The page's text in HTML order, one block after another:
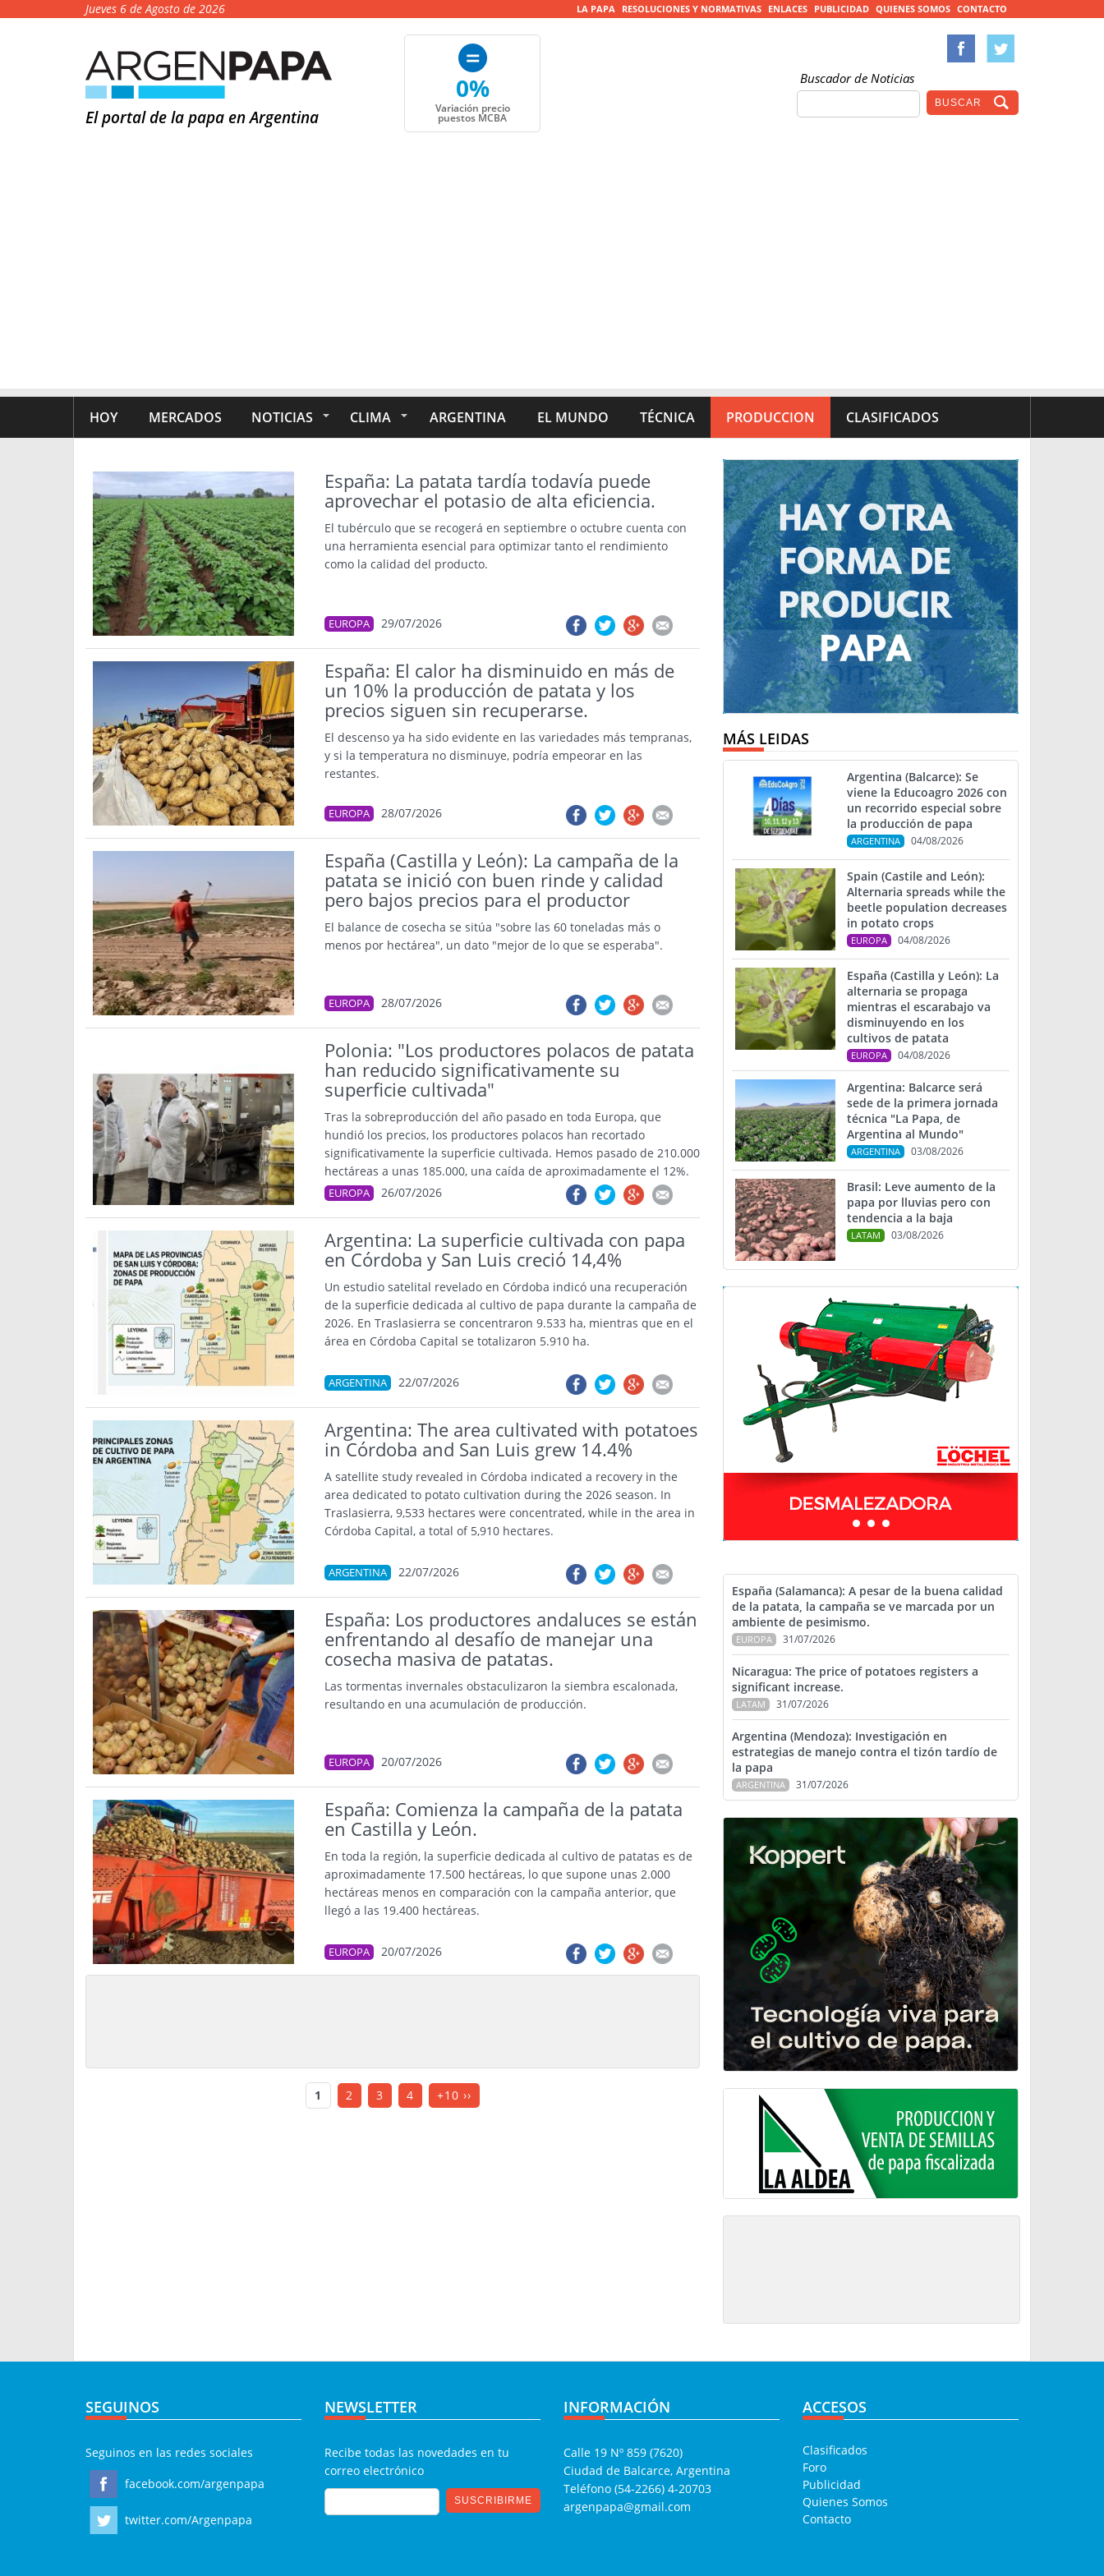
Jueves 6 de Agosto de 2026 LA PAPA RESOLUCIONES Y NORMATIVAS ENLACES PUBLICIDAD QUIENES SOMOS CONTACTO
El portal de la papa en Argentina
0%
Variación precio
puestos MCBA
Buscador de Noticias
HOY MERCADOS NOTICIAS CLIMA ARGENTINA EL MUNDO TÉCNICA PRODUCCION CLASIFICADOS
España: La patata tardía todavía puede
aprovechar el potasio de alta eficiencia.
El tubérculo que se recogerá en septiembre o octubre cuenta con
una herramienta esencial para optimizar tanto el rendimiento
como la calidad del producto.
EUROPA 29/07/2026
España: El calor ha disminuido en más de
un 10% la producción de patata y los
precios siguen sin recuperarse.
El descenso ya ha sido evidente en las variedades más tempranas,
y si la temperatura no disminuye, podría empeorar en las
restantes.
EUROPA 28/07/2026
España (Castilla y León): La campaña de la
patata se inició con buen rinde y calidad
pero bajos precios para el productor
El balance de cosecha se sitúa "sobre las 60 toneladas más o
menos por hectárea", un dato "mejor de lo que se esperaba".
EUROPA 28/07/2026
Polonia: "Los productores polacos de patata
han reducido significativamente su
superficie cultivada"
Tras la sobreproducción del año pasado en toda Europa, que
hundió los precios, los productores polacos han recortado
significativamente la superficie cultivada. Hemos pasado de 210.000
hectáreas a unas 185.000, una caída de aproximadamente el 12%.
EUROPA 26/07/2026
Argentina: La superficie cultivada con papa
en Córdoba y San Luis creció 14,4%
Un estudio satelital revelado en Córdoba indicó una recuperación
de la superficie dedicada al cultivo de papa durante la campaña de
2026. En Traslasierra se concentraron 9.533 ha, mientras que en el
área en Córdoba Capital se totalizaron 5.910 ha.
ARGENTINA 22/07/2026
Argentina: The area cultivated with potatoes
in Córdoba and San Luis grew 14.4%
A satellite study revealed in Córdoba indicated a recovery in the
area dedicated to potato cultivation during the 2026 season. In
Traslasierra, 9,533 hectares were concentrated, while in the area in
Córdoba Capital, a total of 5,910 hectares.
ARGENTINA 22/07/2026
España: Los productores andaluces se están
enfrentando al desafío de manejar una
cosecha masiva de patatas.
Las tormentas invernales obstaculizaron la siembra escalonada,
resultando en una acumulación de producción.
EUROPA 20/07/2026
España: Comienza la campaña de la patata
en Castilla y León.
En toda la región, la superficie dedicada al cultivo de patatas es de
aproximadamente 17.500 hectáreas, lo que supone unas 2.000
hectáreas menos en comparación con la campaña anterior, que
llegó a las 19.400 hectáreas.
EUROPA 20/07/2026
1 2 3 4 +10 ››
MÁS LEIDAS
Argentina (Balcarce): Se
viene la Educoagro 2026 con
un recorrido especial sobre
la producción de papa
ARGENTINA 04/08/2026
Spain (Castile and León):
Alternaria spreads while the
beetle population decreases
in potato crops
EUROPA 04/08/2026
España (Castilla y León): La
alternaria se propaga
mientras el escarabajo va
disminuyendo en los
cultivos de patata
EUROPA 04/08/2026
Argentina: Balcarce será
sede de la primera jornada
técnica "La Papa, de
Argentina al Mundo"
ARGENTINA 03/08/2026
Brasil: Leve aumento de la
papa por lluvias pero con
tendencia a la baja
LATAM 03/08/2026
España (Salamanca): A pesar de la buena calidad
de la patata, la campaña se ve marcada por un
ambiente de pesimismo.
EUROPA 31/07/2026
Nicaragua: The price of potatoes registers a
significant increase.
LATAM 31/07/2026
Argentina (Mendoza): Investigación en
estrategias de manejo contra el tizón tardío de
la papa
ARGENTINA 31/07/2026
SEGUINOS
Seguinos en las redes sociales
facebook.com/argenpapa
twitter.com/Argenpapa
NEWSLETTER
Recibe todas las novedades en tu
correo electrónico
INFORMACIÓN
Calle 19 Nº 859 (7620)
Ciudad de Balcarce, Argentina
Teléfono (54-2266) 4-20703
argenpapa@gmail.com
ACCESOS
Clasificados
Foro
Publicidad
Quienes Somos
Contacto